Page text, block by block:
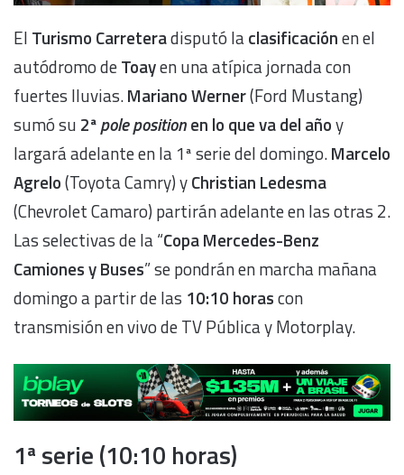
El Turismo Carreteradisputó laclasificaciónen el
autódromo deToayen una atípica jornada con
fuertes lluvias.Mariano Werner(Ford Mustang)
sumó su 2ªpole positionen lo que va del añoy
largará adelante en la 1ª serie del domingo.Marcelo
Agrelo(Toyota Camry) yChristian Ledesma
(Chevrolet Camaro) partirán adelante en las otras 2.
Las selectivas de la “Copa Mercedes-Benz
Camiones y Buses” se pondrán en marcha mañana
domingo a partir de las 10:10 horascon
transmisión en vivo de TV Pública y Motorplay.
1ª serie (10:10 horas)